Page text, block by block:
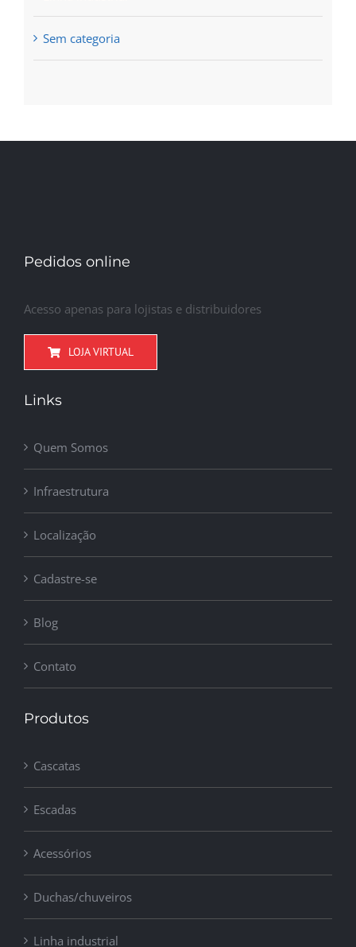
Sem categoria
Pedidos online
Acesso apenas para lojistas e distribuidores
LOJA VIRTUAL
Links
Quem Somos
Infraestrutura
Localização
Cadastre-se
Blog
Contato
Produtos
Cascatas
Escadas
Acessórios
Duchas/chuveiros
Linha industrial